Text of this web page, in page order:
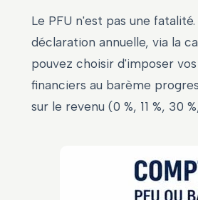
Le PFU n'est pas une
déclaration annuelle, via la
pouvez choisir d'imposer
financiers au barème
sur le revenu (0 %, 11 %, 30